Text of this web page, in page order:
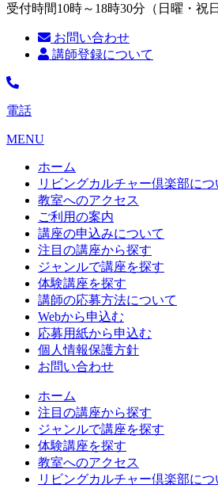
受付時間10時～18時30分（日曜・祝
お問い合わせ
講師登録について
電話
MENU
ホーム
リビングカルチャー倶楽部につ
教室へのアクセス
ご利用の案内
講座の申込みについて
注目の講座から探す
ジャンルで講座を探す
体験講座を探す
講師の応募方法について
Webから申込む
応募用紙から申込む
個人情報保護方針
お問い合わせ
ホーム
注目の講座から探す
ジャンルで講座を探す
体験講座を探す
教室へのアクセス
リビングカルチャー倶楽部につ